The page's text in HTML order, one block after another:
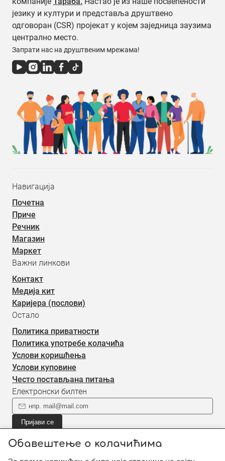
Обавештење о колачићима
језику и култури и представља друштвено
одговоран (CSR) пројекат у којем заједница заузима
централно место.
Запрати нас на друштвеним мрежама!
Навигација
Почетна
Приче
Речник
Магазин
Маркет
Важни линкови
Контакт
Медија кит
Каријера (послови)
Остало
Политика приватности
Политика употребе колачића
Услови коришћења
Услови куповине
Често постављана питања
Електронски билтен
Пријави се
информације о новом садржају.